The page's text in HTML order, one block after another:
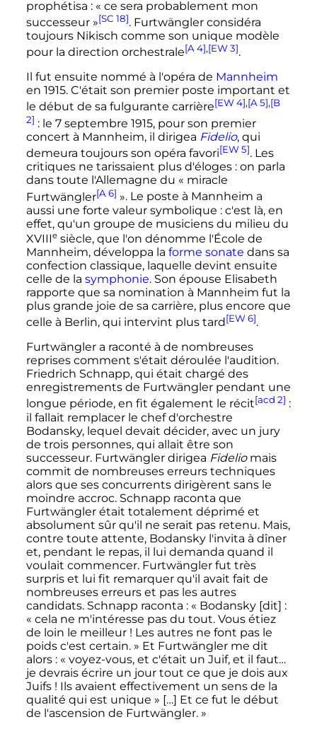
prophétisa : « ce sera probablement mon
successeur »[SC 18]. Furtwängler considéra
toujours Nikisch comme son unique modèle
pour la direction orchestrale[A 4],[EW 3].
Il fut ensuite nommé à l'opéra de Mannheim
en 1915. C'était son premier poste important et
le début de sa fulgurante carrière[EW 4],[A 5],[B
2] : le 7 septembre 1915, pour son premier
concert à Mannheim, il dirigea Fidelio, qui
demeura toujours son opéra favori[EW 5]. Les
critiques ne tarissaient plus d'éloges : on parla
dans toute l'Allemagne du « miracle
Furtwängler[A 6] ». Le poste à Mannheim a
aussi une forte valeur symbolique : c'est là, en
effet, qu'un groupe de musiciens du milieu du
XVIIIe siècle, que l'on dénomme l'École de
Mannheim, développa la forme sonate dans sa
confection classique, laquelle devint ensuite
celle de la symphonie. Son épouse Elisabeth
rapporte que sa nomination à Mannheim fut la
plus grande joie de sa carrière, plus encore que
celle à Berlin, qui intervint plus tard[EW 6].
Furtwängler a raconté à de nombreuses
reprises comment s'était déroulée l'audition.
Friedrich Schnapp, qui était chargé des
enregistrements de Furtwängler pendant une
longue période, en fit également le récit[acd 2] :
il fallait remplacer le chef d'orchestre
Bodansky, lequel devait décider, avec un jury
de trois personnes, qui allait être son
successeur. Furtwängler dirigea Fideliomais
commit de nombreuses erreurs techniques
alors que ses concurrents dirigèrent sans le
moindre accroc. Schnapp raconta que
Furtwängler était totalement déprimé et
absolument sûr qu'il ne serait pas retenu. Mais,
contre toute attente, Bodansky l'invita à dîner
et, pendant le repas, il lui demanda quand il
voulait commencer. Furtwängler fut très
surpris et lui fit remarquer qu'il avait fait de
nombreuses erreurs et pas les autres
candidats. Schnapp raconta : « Bodansky [dit] :
« cela ne m'intéresse pas du tout. Vous étiez
de loin le meilleur ! Les autres ne font pas le
poids c'est certain. » Et Furtwängler me dit
alors : « voyez-vous, et c'était un Juif, et il faut…
je devrais écrire un jour tout ce que je dois aux
Juifs ! Ils avaient effectivement un sens de la
qualité qui est unique » […] Et ce fut le début
de l'ascension de Furtwängler. »